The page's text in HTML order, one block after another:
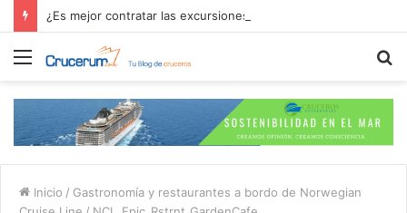
Menú
Inicio / Gastronomía y restaurantes a bordo de Norwegian